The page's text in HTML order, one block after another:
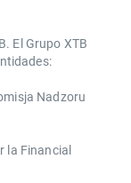
El Grupo XTB
Nadzoru
la ​Financial